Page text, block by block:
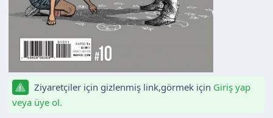
Ziyaretçiler için gizlenmiş link,görmek için Giriş yap
veya üye ol.